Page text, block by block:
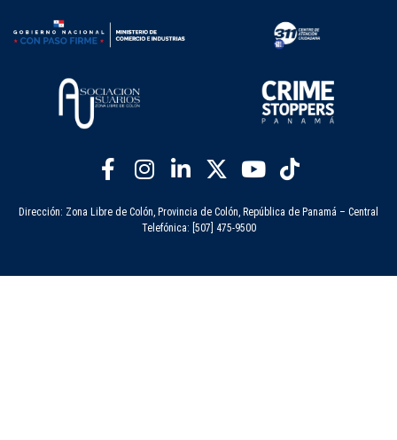
Dirección: Zona Libre de Colón, Provincia de Colón, República de Panamá – Central
Telefónica: [507] 475-9500